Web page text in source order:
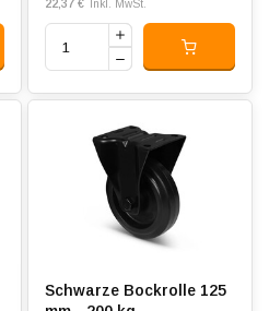
22,37 € Inkl. MwSt.
Schwarze Bockrolle 125